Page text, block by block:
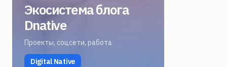
Экосистема блога
Dnative
Проекты, соцсети, работа
Digital Native